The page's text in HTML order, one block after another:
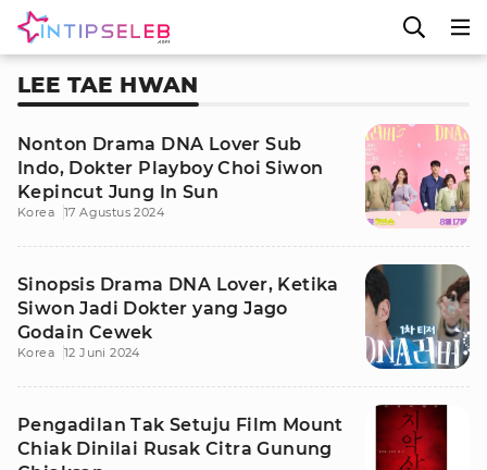
LEE TAE HWAN
Nonton Drama DNA Lover Sub
Indo, Dokter Playboy Choi Siwon
Kepincut Jung In Sun
Korea 17 Agustus 2024
Sinopsis Drama DNA Lover, Ketika
Siwon Jadi Dokter yang Jago
Godain Cewek
Korea 12 Juni 2024
Pengadilan Tak Setuju Film Mount
Chiak Dinilai Rusak Citra Gunung